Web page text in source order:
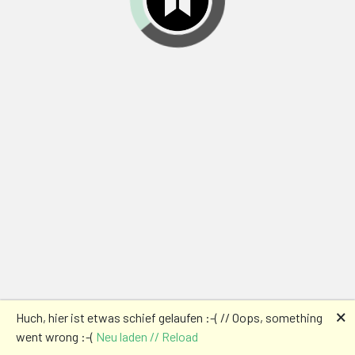
Huch, hier ist etwas schief gelaufen :-( // Oops, something
went wrong :-( Neu laden // Reload
🗙